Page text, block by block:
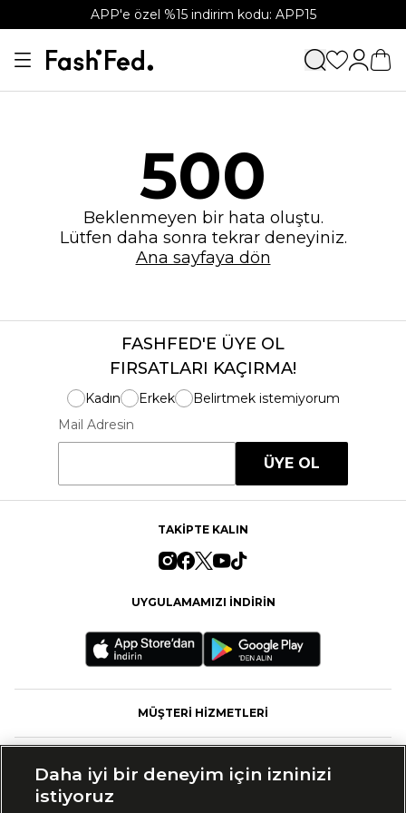
APP'e özel %15 indirim kodu: APP15
500
Beklenmeyen bir hata oluştu.
Lütfen daha sonra tekrar deneyiniz.
Ana sayfaya dön
FASHFED'E ÜYE OL
FIRSATLARI KAÇIRMA!
Kadın Erkek
Belirtmek istemiyorum
Mail Adresin
ÜYE OL
TAKİPTE KALIN
UYGULAMAMIZI İNDİRİN
MÜŞTERİ HİZMETLERİ
Daha iyi bir deneyim için izninizi
istiyoruz